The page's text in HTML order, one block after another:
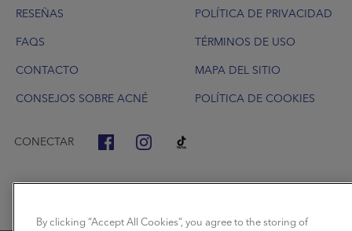
RESEÑAS
FAQS
CONTACTO
CONSEJOS SOBRE ACNÉ
POLÍTICA DE PRIVACIDAD
TÉRMINOS DE USO
MAPA DEL SITIO
POLÍTICA DE COOKIES
CONECTAR
By clicking “Accept All Cookies”, you agree to the storing of